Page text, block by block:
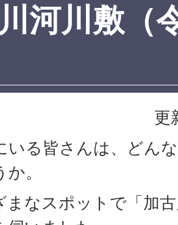
河川敷（
更
いる皆さんは、どん
。
まなスポットで「加